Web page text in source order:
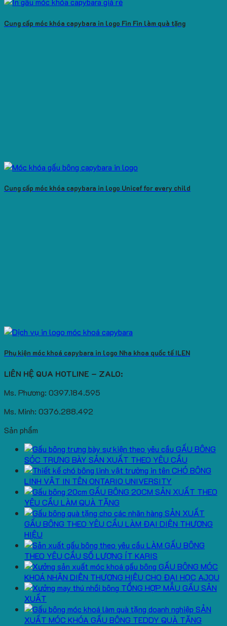
Cung cấp móc khóa capybara in logo Fin Fin làm quà tặng
Cung cấp móc khóa capybara in logo Unicef for every child
Phụ kiện móc khoá capybara in logo Nha khoa quốc tế ILEN
LIÊN HỆ QUA HOTLINE – ZALO:
Ms. Phương: 0397.184.595
Ms. Minh: 0376.288.492
Sản phẩm
GẤU BÔNG
SÓC TRƯNG BÀY SẢN XUẤT THEO YÊU CẦU
CHÓ BÔNG
LINH VẬT IN TÊN ONTARIO UNIVERSITY
GẤU BÔNG 20CM SẢN XUẤT THEO
YÊU CẦU LÀM QUÀ TẶNG
SẢN XUẤT
GẤU BÔNG THEO YÊU CẦU LÀM ĐẠI DIỆN THƯƠNG
HIỆU
LÀM GẤU BÔNG
THEO YÊU CẦU SỐ LƯỢNG ÍT KARIS
GẤU BÔNG MÓC
KHOÁ NHẬN DIỆN THƯƠNG HIỆU CHO ĐẠI HỌC AJOU
TỔNG HỢP MẪU GẤU SẢN
XUẤT
SẢN
XUẤT MÓC KHÓA GẤU BÔNG TEDDY QUÀ TẶNG